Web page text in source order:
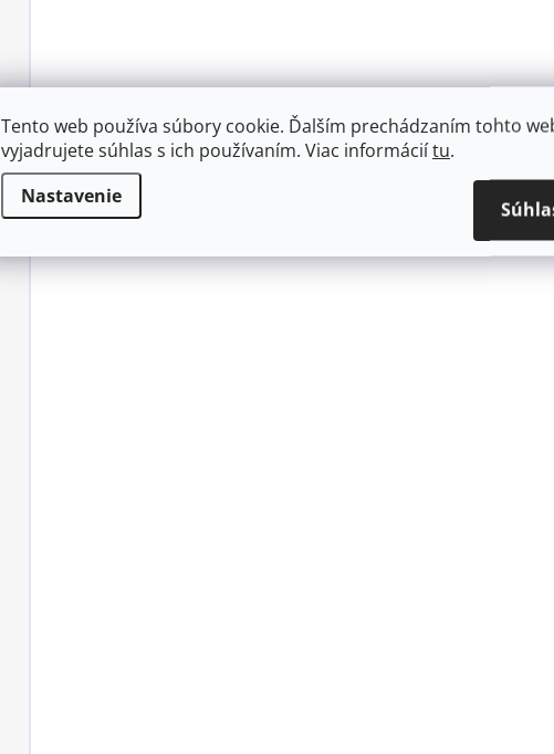
Tento web používa súbory cookie. Ďalším prechádzaním tohto
vyjadrujete súhlas s ich používaním. Viac informáciítu.
Nastavenie